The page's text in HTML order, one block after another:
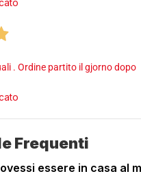
. Ordine partito il gjorno dopo
Frequenti
essere in casa al